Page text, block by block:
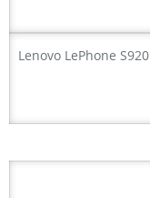
Lenovo LePhone S920